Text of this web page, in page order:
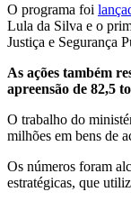
O programa foi
Lula da Silva e o
Justiça e Segurança
As ações também
apreensão de 82,5
O trabalho do
milhões em bens de
Os números foram
estratégicas, que